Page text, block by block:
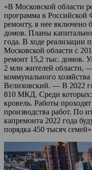
«В Московской области
программа в Российской
ремонту, в нее включено
домов. Планы
года. В ходе реализации
Московской области с
ремонт 15,2 тыс. домов.
2 млн жителей области,
коммунального
Велиховский. — В 2022
810 МКД. Среди которых:
кровель. Работы
производства работ. По
капремонта 2022 года
порядка 450 тысяч